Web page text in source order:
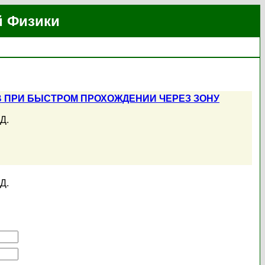
Физики
БЫСТРОМ ПРОХОЖДЕНИИ ЧЕРЕЗ ЗОНУ